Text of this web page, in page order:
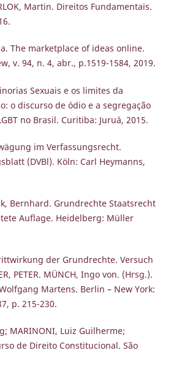
Martin. Direitos Fundamentais.
The marketplace of ideas online.
v. 94, n. 4, abr., p.1519-1584, 2019.
Sexuais e os limites da
o discurso de ódio e a segregação
no Brasil. Curitiba: Juruá, 2015.
im Verfassungsrecht.
(DVBl). Köln: Carl Heymanns,
Bernhard. Grundrechte Staatsrecht
Auflage. Heidelberg: Müller
der Grundrechte. Versuch
PETER. MÜNCH, Ingo von. (Hrsg.).
Martens. Berlin – New York:
p. 215-230.
MARINONI, Luiz Guilherme;
de Direito Constitucional. São